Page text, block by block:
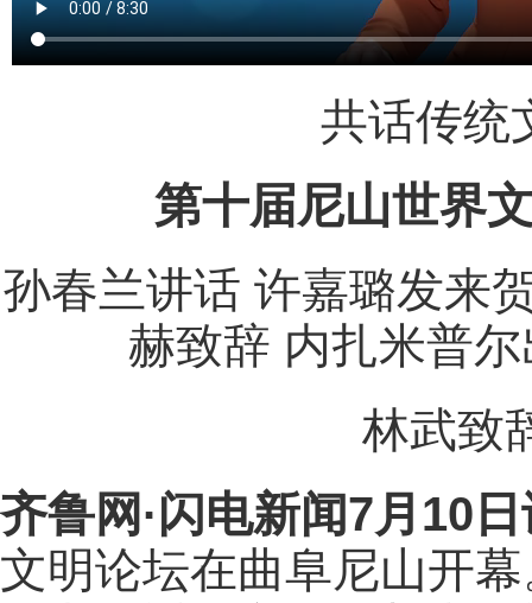
共话传统
第十届尼山世界
孙春兰讲话 许嘉璐发来
赫致辞 内扎米普
林武致
齐鲁网 ·闪电新闻7月10
文明论坛在曲阜尼山开